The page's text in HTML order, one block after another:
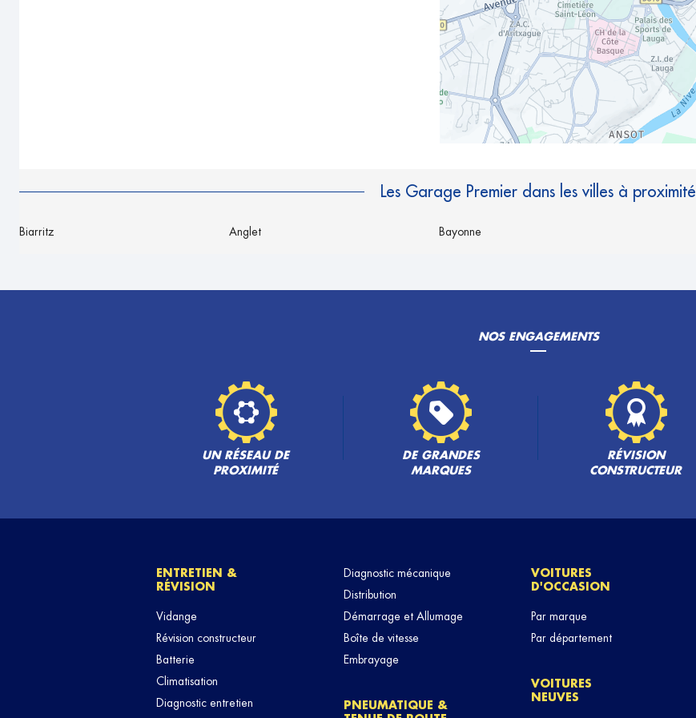
Les Garage Premier dans les villes à proximité
Biarritz Anglet Bayonne
NOS ENGAGEMENTS
UN RÉSEAU DE
PROXIMITÉ
DE GRANDES
MARQUES
RÉVISION
CONSTRUCTEUR
ENTRETIEN &
RÉVISION
Vidange
Révision constructeur
Batterie
Climatisation
Diagnostic entretien
Diagnostic mécanique
Distribution
Démarrage et Allumage
Boîte de vitesse
Embrayage
PNEUMATIQUE &
VOITURES
D'OCCASION
Par marque
Par département
VOITURES
NEUVES